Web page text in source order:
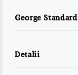
George Standard
Detalii